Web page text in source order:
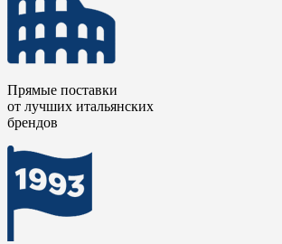
Прямые поставки
от лучших итальянских
брендов